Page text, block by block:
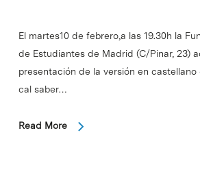
El martes10 de febrero,a las 19.30h la
de Estudiantes de Madrid (C/Pinar, 23)
presentación de la versión en castellano
cal saber…
Read More